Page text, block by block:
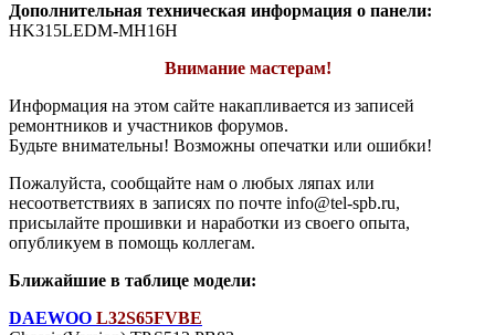
Дополнительная техническая информация о панели:
HK315LEDM-MH16H
Внимание мастерам!
Информация на этом сайте накапливается из записей
ремонтников и участников форумов.
Будьте внимательны! Возможны опечатки или ошибки!
Пожалуйста, сообщайте нам о любых ляпах или
несоответствиях в записях по почте info@tel-spb.ru,
присылайте прошивки и наработки из своего опыта,
опубликуем в помощь коллегам.
Ближайшие в таблице модели:
DAEWOO L32S65FVBE